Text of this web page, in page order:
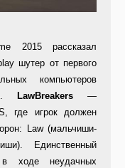
2015 рассказал
шутер от первого
компьютеров
LawBreakers —
где игрок должен
Law (мальчиши-
Единственный
ходе неудачных